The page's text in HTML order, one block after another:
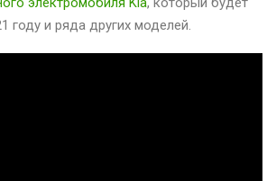
году и ряда других моделей.